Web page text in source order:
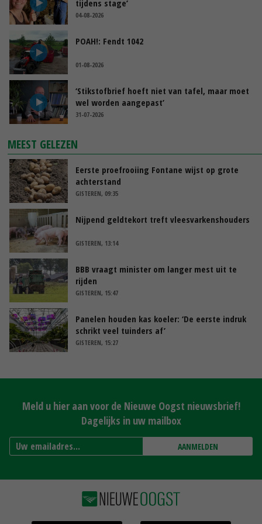
tijdens stage’
04-08-2026
POAH!: Fendt 1042
01-08-2026
‘Stikstofbrief hoeft niet van tafel, maar moet
wel worden aangepast’
31-07-2026
MEEST GELEZEN
Eerste proefrooiing Fontane wijst op grote
achterstand
GISTEREN, 09:35
Nijpend geldtekort treft vleesvarkenshouders
GISTEREN, 13:14
BBB vraagt minister om langer mest uit te
rijden
GISTEREN, 15:47
Panelen houden kas koeler: ‘De eerste indruk
schrikt veel tuinders af’
GISTEREN, 15:27
Meld u hier aan voor de Nieuwe Oogst nieuwsbrief!
Dagelijks in uw mailbox
AANMELDEN